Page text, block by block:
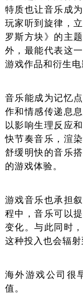
特质也让音乐成
玩家听到旋律，
罗斯方块》的主
外，最能代表这
游戏作品和衍生电
音乐能成为记忆
作和情感传递息
以影响生理反应
快节奏音乐，渲
舒缓明快的音乐
的游戏体验。
游戏音乐也承担
程中，音乐可以
变化。与此同时
这种投入也会辐射
海外游戏公司很
值。